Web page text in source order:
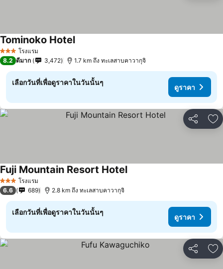
3 ดาว โรงแรม
Tominoko Hotelดูราคา
8.2 ดีมาก 3,472 1.7 km ถึง ทะเลสาบคาวากุจิ
เลือกวันที่เพื่อดูราคาในวันนั้นๆ
ดูราคา
แชร์ เ
3 ดาว โรงแรม
Fuji Mountain Resort Hotelดูราคา
6.6 689 2.8 km ถึง ทะเลสาบคาวากุจิ
เลือกวันที่เพื่อดูราคาในวันนั้นๆ
ดูราคา
แชร์ เ